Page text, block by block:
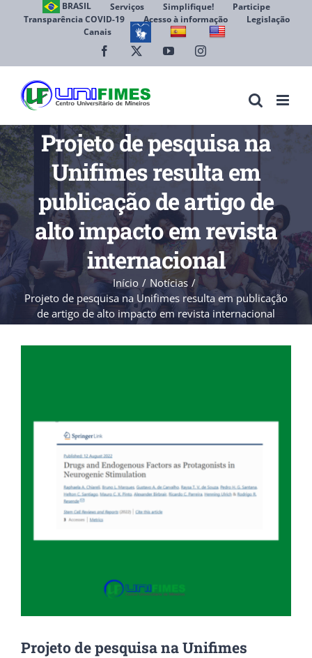
BRASIL Serviços Simplifique!
Participe
Transparência COVID-19
Acesso à informação
Legislação
Canais
Facebook YouTubeInstagram
Projeto de pesquisa na
Unifimes resulta em
publicação de artigo de
alto impacto em revista
internacional
Início
Notícias
Projeto de pesquisa na Unifimes resulta em publicação
de artigo de alto impacto em revista internacional
Projeto de pesquisa na Unifimes